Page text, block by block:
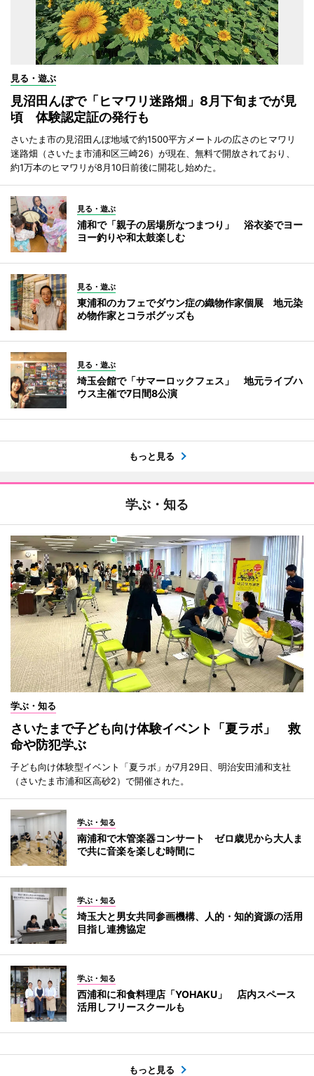
見る・遊ぶ
見沼田んぼで「ヒマワリ迷路畑」8月下旬までが見
頃 体験認定証の発行も
さいたま市の見沼田んぼ地域で約1500平方メートルの広さのヒマワリ
迷路畑（さいたま市浦和区三崎26）が現在、無料で開放されており、
約1万本のヒマワリが8月10日前後に開花し始めた。
見る・遊ぶ
浦和で「親子の居場所なつまつり」 浴衣姿でヨー
ヨー釣りや和太鼓楽しむ
見る・遊ぶ
東浦和のカフェでダウン症の織物作家個展 地元染
め物作家とコラボグッズも
見る・遊ぶ
埼玉会館で「サマーロックフェス」 地元ライブハ
ウス主催で7日間8公演
もっと見る
学ぶ・知る
学ぶ・知る
さいたまで子ども向け体験イベント「夏ラボ」 救
命や防犯学ぶ
子ども向け体験型イベント「夏ラボ」が7月29日、明治安田浦和支社
（さいたま市浦和区高砂2）で開催された。
学ぶ・知る
南浦和で木管楽器コンサート ゼロ歳児から大人ま
で共に音楽を楽しむ時間に
学ぶ・知る
埼玉大と男女共同参画機構、人的・知的資源の活用
目指し連携協定
学ぶ・知る
西浦和に和食料理店「YOHAKU」 店内スペース
活用しフリースクールも
もっと見る